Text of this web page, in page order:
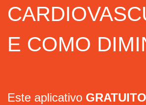
E COMO
Este aplicativo GRATUITO